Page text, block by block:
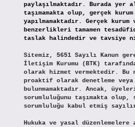
paylaşılmaktadır. Burada
taşımamakta olup, gerçek
yapılmamaktadır. Gerçek
benzerlikleri tamamen
taslak halindedir ve tavsiye
Sitemiz, 5651 Sayılı Kanun
İletişim Kurumu (BTK)
olarak hizmet vermektedir.
proaktif olarak denetleme veya
bulunmamaktadır. Ancak,
sorumluluğunu taşımakta
sorumluluğu kabul etmiş
Hukuka ve yasal düzenlemelere